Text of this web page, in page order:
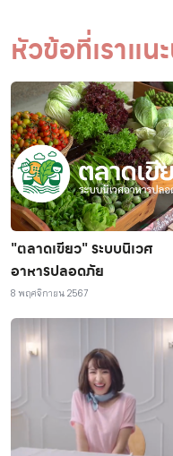
หัวข้อที่เราแน
"ตลาดเขียว" ระบบนิเวศ
อาหารปลอดภัย
8 พฤศจิกายน 2567